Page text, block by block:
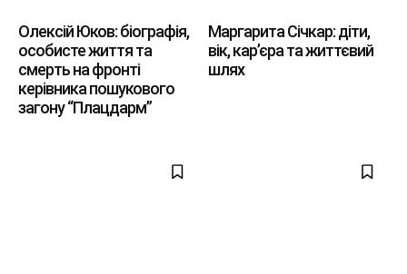
Олексій Юков: біографія,
особисте життя та
смерть на фронті
керівника пошукового
загону “Плацдарм”
Маргарита Січкар: діти,
вік, кар’єра та життєвий
шлях